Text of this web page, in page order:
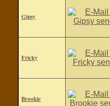
Gipsy
Fricky
Brookie